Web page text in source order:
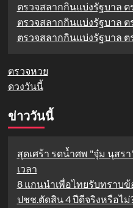
ตรวจสลากกินแบ่งรัฐบาล
ตรวจสลากกินแบ่งรัฐบาล
ตรวจสลากกินแบ่งรัฐบาล
ตรวจหวย
ดวงวันนี้
ข่าววันนี้
สุดเศร้า รดน้ำศพ "จุ๋ม นุสร
เวลา
8 แกนนำเพื่อไทยรับทราบ
ปชช.ตัดสิน 4 ปีดีจริงหรือไม่